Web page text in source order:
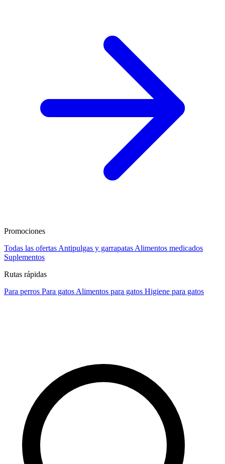
Promociones
Todas las ofertas Antipulgas y garrapatas Alimentos medicados
Suplementos
Rutas rápidas
Para perros Para gatos Alimentos para gatos Higiene para gatos